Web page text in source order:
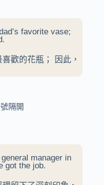
favorite vase;
歡的花瓶； 因此，
隔開
manager in
got the job.